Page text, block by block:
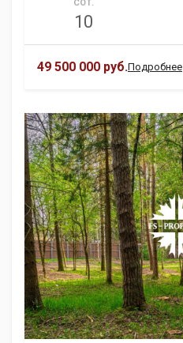
СОТ.
10
49 500 000 руб.Подробнее